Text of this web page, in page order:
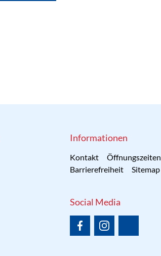
Informationen
Kontakt Öffnungszeiten
Barrierefreiheit
Sitemap
Social Media